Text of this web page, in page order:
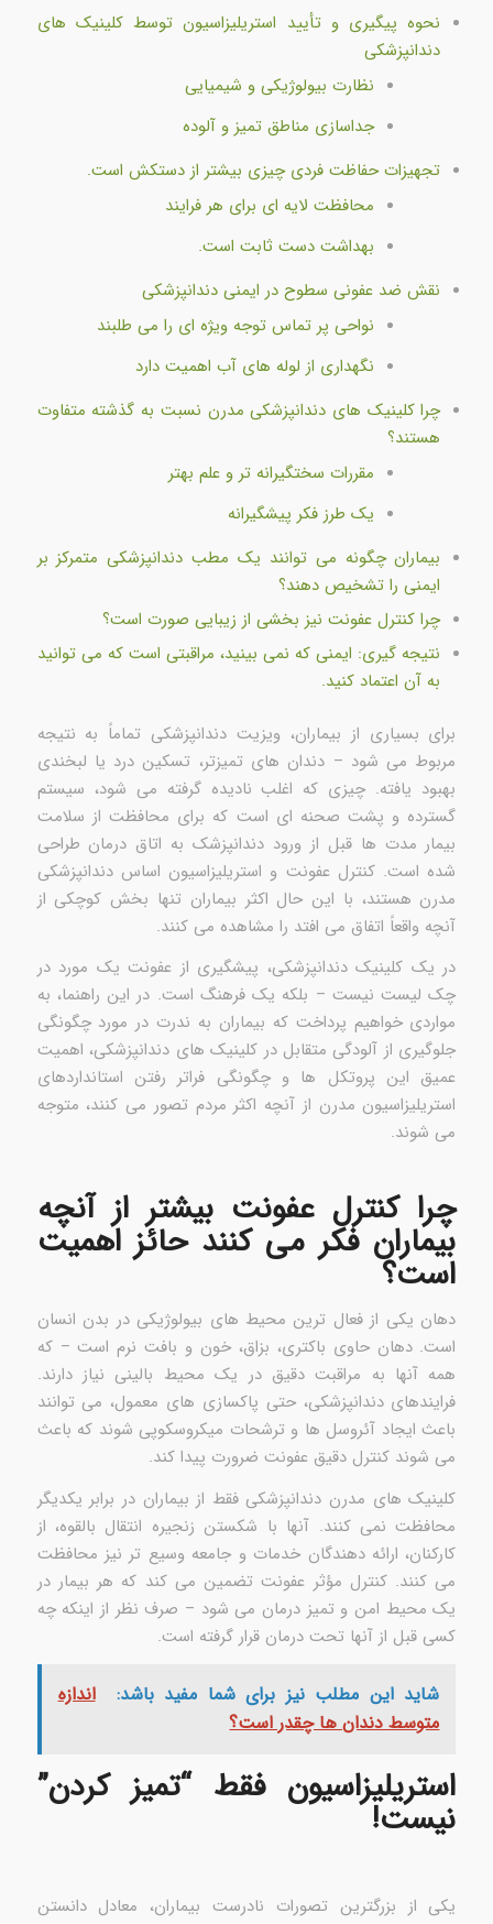
نحوه پیگیری و تأیید استریلیزاسیون توسط کلینیک های
دندانپزشکی
نظارت بیولوژیکی و شیمیایی
جداسازی مناطق تمیز و آلوده
تجهیزات حفاظت فردی چیزی بیشتر از دستکش است.
محافظت لایه ای برای هر فرایند
بهداشت دست ثابت است.
نقش ضد عفونی سطوح در ایمنی دندانپزشکی
نواحی پر تماس توجه ویژه ای را می طلبند
نگهداری از لوله های آب اهمیت دارد
چرا کلینیک های دندانپزشکی مدرن نسبت به گذشته متفاوت
هستند؟
مقررات سختگیرانه تر و علم بهتر
یک طرز فکر پیشگیرانه
بیماران چگونه می توانند یک مطب دندانپزشکی متمرکز بر
ایمنی را تشخیص دهند؟
چرا کنترل عفونت نیز بخشی از زیبایی صورت است؟
نتیجه گیری: ایمنی که نمی بینید، مراقبتی است که می توانید
به آن اعتماد کنید.
برای بسیاری از بیماران، ویزیت دندانپزشکی تماماً به نتیجه
مربوط می شود – دندان های تمیزتر، تسکین درد یا لبخندی
بهبود یافته. چیزی که اغلب نادیده گرفته می شود، سیستم
گسترده و پشت صحنه ای است که برای محافظت از سلامت
بیمار مدت ها قبل از ورود دندانپزشک به اتاق درمان طراحی
شده است. کنترل عفونت و استریلیزاسیون اساس دندانپزشکی
مدرن هستند، با این حال اکثر بیماران تنها بخش کوچکی از
آنچه واقعاً اتفاق می افتد را مشاهده می کنند.
در یک کلینیک دندانپزشکی، پیشگیری از عفونت یک مورد در
چک لیست نیست – بلکه یک فرهنگ است. در این راهنما، به
مواردی خواهیم پرداخت که بیماران به ندرت در مورد چگونگی
جلوگیری از آلودگی متقابل در کلینیک های دندانپزشکی، اهمیت
عمیق این پروتکل ها و چگونگی فراتر رفتن استانداردهای
استریلیزاسیون مدرن از آنچه اکثر مردم تصور می کنند، متوجه
می شوند.
چرا کنترل عفونت بیشتر از آنچه
بیماران فکر می کنند حائز اهمیت
است؟
دهان یکی از فعال ترین محیط های بیولوژیکی در بدن انسان
است. دهان حاوی باکتری، بزاق، خون و بافت نرم است – که
همه آنها به مراقبت دقیق در یک محیط بالینی نیاز دارند.
فرایندهای دندانپزشکی، حتی پاکسازی های معمول، می توانند
باعث ایجاد آئروسل ها و ترشحات میکروسکوپی شوند که باعث
می شوند کنترل دقیق عفونت ضرورت پیدا کند.
کلینیک های مدرن دندانپزشکی فقط از بیماران در برابر یکدیگر
محافظت نمی کنند. آنها با شکستن زنجیره انتقال بالقوه، از
کارکنان، ارائه دهندگان خدمات و جامعه وسیع تر نیز محافظت
می کنند. کنترل مؤثر عفونت تضمین می کند که هر بیمار در
یک محیط امن و تمیز درمان می شود – صرف نظر از اینکه چه
کسی قبل از آنها تحت درمان قرار گرفته است.
شاید این مطلب نیز برای شما مفید باشد:
اندازه
متوسط دندان ها چقدر است؟
استریلیزاسیون فقط “تمیز کردن”
نیست!
یکی از بزرگترین تصورات نادرست بیماران، معادل دانستن